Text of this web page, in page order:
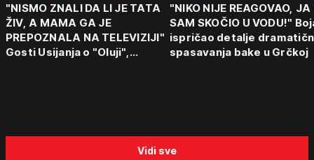
"NISMO ZNALI DA LI JE TATA
ŽIV, A MAMA GA JE
PREPOZNALA NA TELEVIZIJI"
Gosti Usijanja o "Oluji",
"NIKO NIJE REAGOVAO, JA
SAM SKOČIO U VODU!"
ispričao detalje
spasavanja bake u Grčkoj
Vidi sve